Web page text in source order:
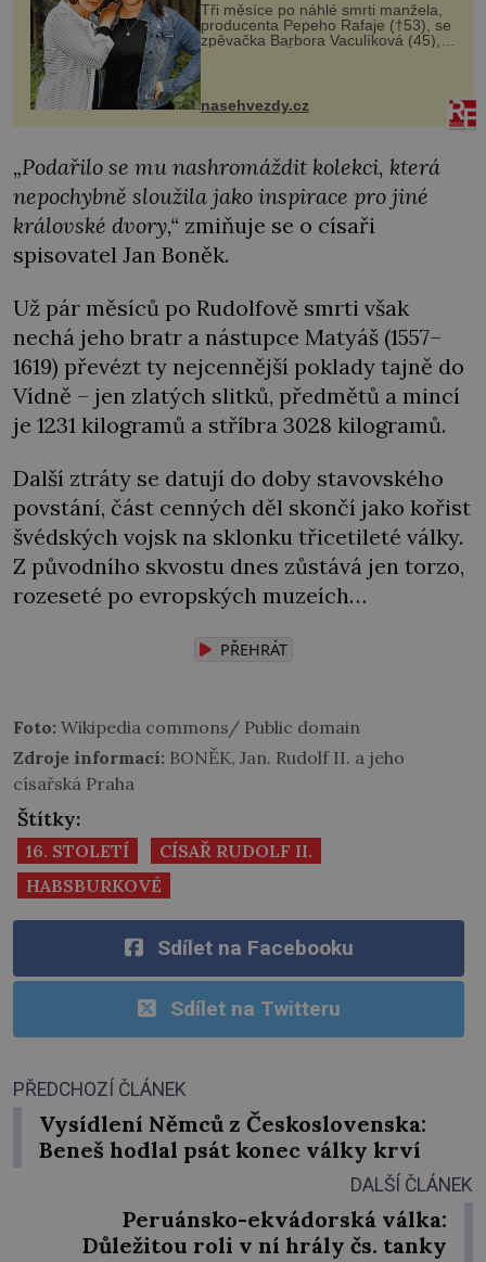
Tři měsíce po náhlé smrti manžela,
producenta Pepeho Rafaje (†53), se
zpěvačka Barbora Vaculíková (45),
dcera Petry Černocké (75), poprvé
ozvala veřejnosti. Na sociální síti
sdílela, že se snaží fung...
nasehvezdy.cz
„Podařilo se mu nashromáždit kolekci, která
nepochybně sloužila jako inspirace pro jiné
královské dvory,“ zmiňuje se o císaři
spisovatel Jan Boněk.
Už pár měsíců po Rudolfově smrti však
nechá jeho bratr a nástupce Matyáš (1557–
1619) převézt ty nejcennější poklady tajně do
Vídně – jen zlatých slitků, předmětů a mincí
je 1231 kilogramů a stříbra 3028 kilogramů.
Další ztráty se datují do doby stavovského
povstání, část cenných děl skončí jako kořist
švédských vojsk na sklonku třicetileté války.
Z původního skvostu dnes zůstává jen torzo,
rozeseté po evropských muzeích…
PŘEHRÁT
Foto: Wikipedia commons/ Public domain
Zdroje informací: BONĚK, Jan. Rudolf II. a jeho
císařská Praha
Štítky:
16. STOLETÍ
CÍSAŘ RUDOLF II.
HABSBURKOVÉ
Sdílet na Facebooku
Sdílet na Twitteru
PŘEDCHOZÍ ČLÁNEK
Vysídlení Němců z Československa:
Beneš hodlal psát konec války krví
DALŠÍ ČLÁNEK
Peruánsko-ekvádorská válka:
Důležitou roli v ní hrály čs. tanky